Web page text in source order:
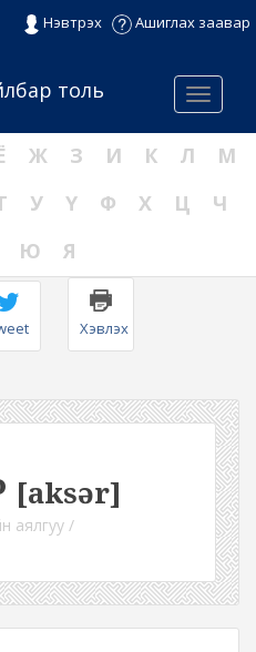
Нэвтрэх Ашиглах заавар
Menu
толь
Ж З И К Л
М
У Ү Ф Х Ц
Ч
Ю Я
Хэвлэх
[aksər]
аялгуу /